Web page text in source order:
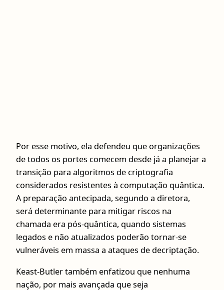
Por esse motivo, ela defendeu que organizações
de todos os portes comecem desde já a planejar a
transição para algoritmos de criptografia
considerados resistentes à computação quântica.
A preparação antecipada, segundo a diretora,
será determinante para mitigar riscos na
chamada era pós-quântica, quando sistemas
legados e não atualizados poderão tornar-se
vulneráveis em massa a ataques de decriptação.
Keast-Butler também enfatizou que nenhuma
nação, por mais avançada que seja